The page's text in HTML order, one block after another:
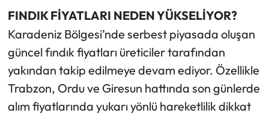
FINDIK FİYATLARI NEDEN YÜKSELİYOR?
Karadeniz Bölgesi’nde serbest piyasada oluşan
güncel fındık fiyatları üreticiler tarafından
yakından takip edilmeye devam ediyor. Özellikle
Trabzon, Ordu ve Giresun hattında son günlerde
alım fiyatlarında yukarı yönlü hareketlilik dikkat
Sağlık
Turizm
Teknoloji